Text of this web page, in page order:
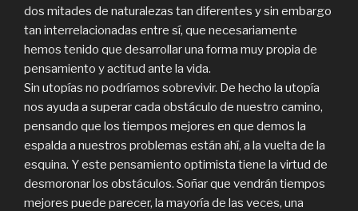
dos mitades de naturalezas tan diferentes y sin embargo
tan interrelacionadas entre sí, que necesariamente
hemos tenido que desarrollar una forma muy propia de
pensamiento y actitud ante la vida.
Sin utopías no podríamos sobrevivir. De hecho la utopía
nos ayuda a superar cada obstáculo de nuestro camino,
pensando que los tiempos mejores en que demos la
espalda a nuestros problemas están ahí, a la vuelta de la
esquina. Y este pensamiento optimista tiene la virtud de
desmoronar los obstáculos. Soñar que vendrán tiempos
mejores puede parecer, la mayoría de las veces, una